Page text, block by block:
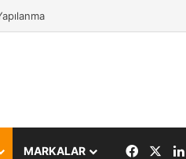
Göreve Başladı
MARKALAR